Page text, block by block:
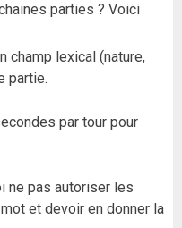
parties ? Voici
champ lexical (nature,
partie.
par tour pour
ne pas autoriser les
et devoir en donner la